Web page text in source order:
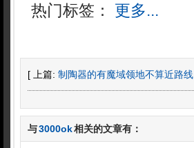
热门标签： 更多...
[ 上篇: 制陶器的有魔域领地不算近路线
与3000ok相关的文章有：